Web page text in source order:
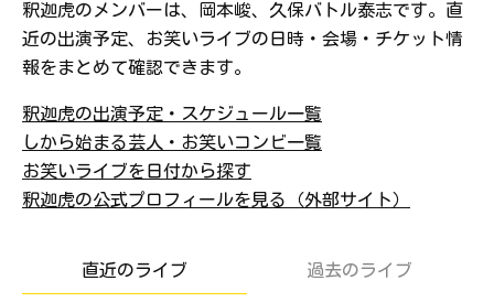
釈迦虎のメンバーは、岡本峻、久保バトル泰志です。直
近の出演予定、お笑いライブの日時・会場・チケット情
報をまとめて確認できます。
釈迦虎の出演予定・スケジュール一覧
しから始まる芸人・お笑いコンビ一覧
お笑いライブを日付から探す
釈迦虎の公式プロフィールを見る（外部サイト）
直近のライブ 過去のライブ